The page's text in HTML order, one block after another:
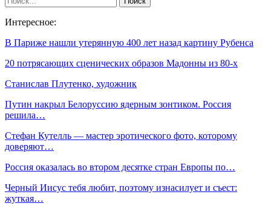
Интересное:
В Париже нашли утерянную 400 лет назад картину Рубенса
20 потрясающих сценических образов Мадонны из 80-х
Станислав Плутенко, художник
Путин накрыл Белоруссию ядерным зонтиком. Россия
решила…
Стефан Кутелль — мастер эротического фото, которому
доверяют…
Россия оказалась во втором десятке стран Европы по…
Черный Иисус тебя любит, поэтому изнасилует и съест:
жуткая…